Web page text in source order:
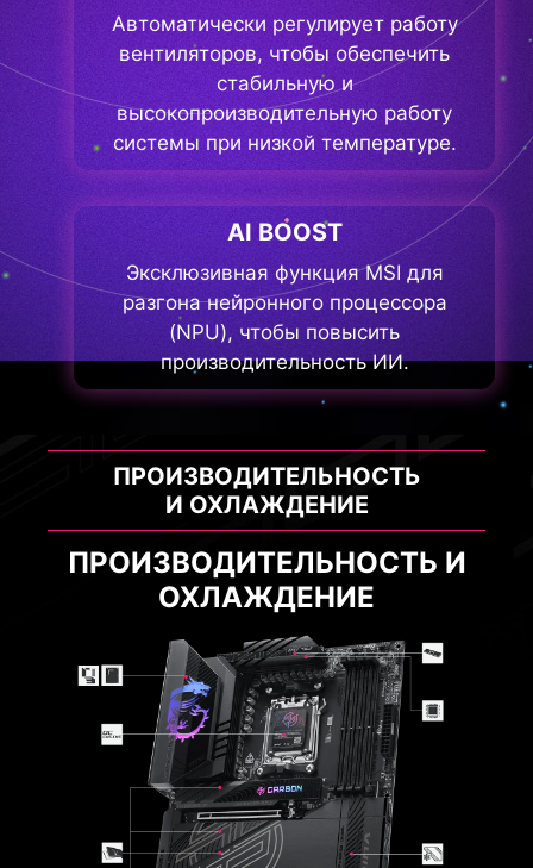
Автоматически регулирует работу
вентиляторов, чтобы обеспечить
стабильную и
высокопроизводительную работу
системы при низкой температуре.
AI BOOST
Эксклюзивная функция MSI для
разгона нейронного процессора
(NPU), чтобы повысить
производительность ИИ.
ПРОИЗВОДИТЕЛЬНОСТЬ
И ОХЛАЖДЕНИЕ
ПРОИЗВОДИТЕЛЬНОСТЬ И
ОХЛАЖДЕНИЕ